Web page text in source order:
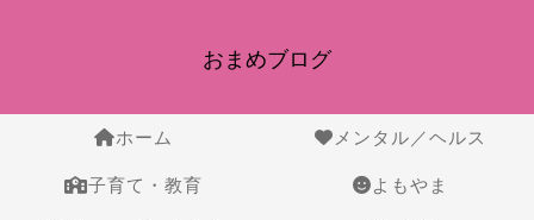
おまめブログ
ホーム メンタル／ヘルス
子育て・教育 よもやま